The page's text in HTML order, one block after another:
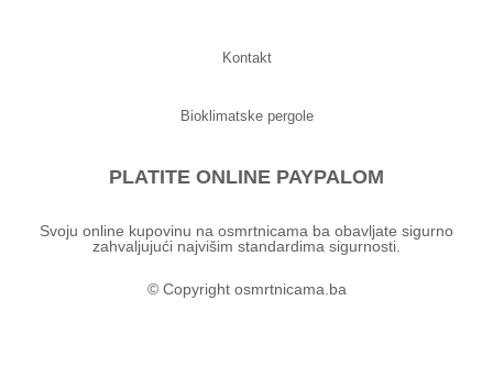
Kontakt
Bioklimatske pergole
PLATITE ONLINE PAYPALOM
Svoju online kupovinu na osmrtnicama ba obavljate sigurno
zahvaljujući najvišim standardima sigurnosti.
© Copyright osmrtnicama.ba